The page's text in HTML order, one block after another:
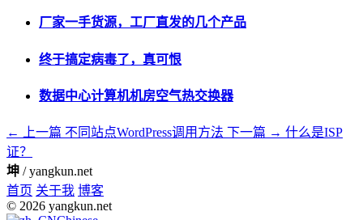
厂家一手货源，工厂直发的几个产品
终于搞定病毒了，真可恨
数据中心计算机机房空气热交换器
← 上一篇 不同站点WordPress调用方法 下一篇 → 什么是ISP
证？
坤 / yangkun.net
首页 关于我 博客
© 2026 yangkun.net